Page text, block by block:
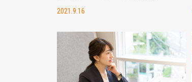
2021.9.16